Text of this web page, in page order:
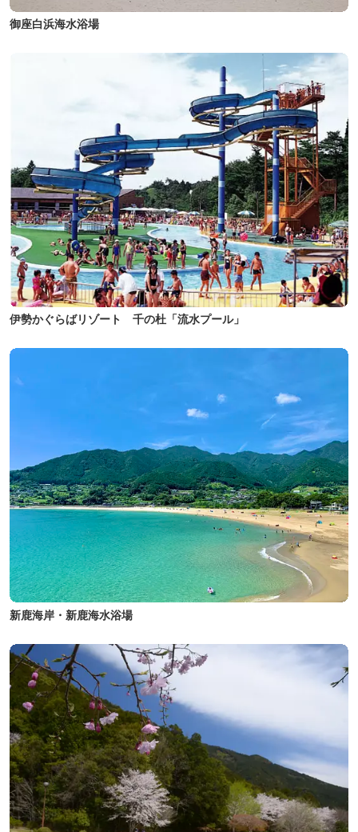
御座白浜海水浴場
伊勢かぐらばリゾート 千の杜「流水プール」
新鹿海岸・新鹿海水浴場